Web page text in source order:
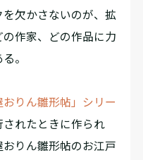
欠かさないのが、拡
作家、どの作品に力
。
おりん雛形帖」シリー
されたときに作られ
りん雛形帖のお江戸